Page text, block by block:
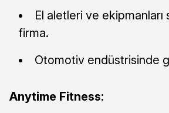
El aletleri ve ekipmanları
firma.
Otomotiv endüstrisinde
Anytime Fitness: